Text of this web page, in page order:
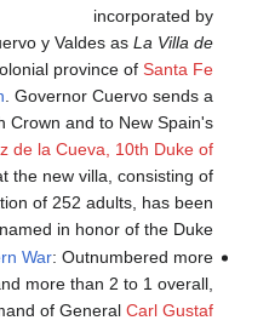
incorporated by
y Valdes as La Villa de
province of Santa Fe
. Governor Cuervo sends a
Crown and to New Spain's
de la Cueva, 10th Duke of
the new villa, consisting of
of 252 adults, has been
named in honor of the Duke.
War: Outnumbered more
more than 2 to 1 overall,
of General Carl Gustaf